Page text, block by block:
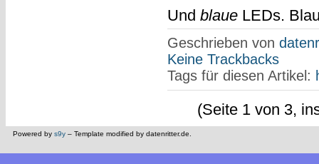
Und blaueLEDs.
Geschrieben von
Keine Trackbacks
Tags für diesen Artikel:
(Seite 1 von 3,
Powered by s9y – Template modified by datenritter.de.